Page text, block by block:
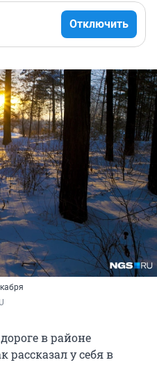
Отключить
в районе
рассказал у себя в